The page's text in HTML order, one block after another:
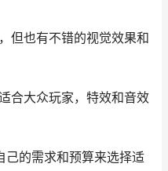
但也有不错的视觉效果和
合大众玩家，特效和音效
己的需求和预算来选择适